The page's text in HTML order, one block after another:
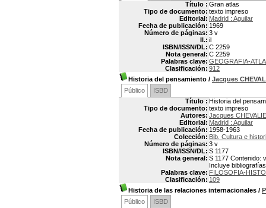
Título : Gran atlas
Tipo de documento: texto impreso
Editorial: Madrid : Aguilar
Fecha de publicación: 1969
Número de páginas: 3 v
Il.: il
ISBN/ISSN/DL: C 2259
Nota general: C 2259
Palabras clave: GEOGRAFIA-
Clasificación: 912
Historia del pensamiento / Jacques
Público
ISBD
Título : Historia del
Tipo de documento: texto impreso
Autores: Jacques
Editorial: Madrid : Aguilar
Fecha de publicación: 1958-1963
Colección: Bib. Cultura e
Número de páginas: 3 v
ISBN/ISSN/DL: S 1177
Nota general: S 1177 Contenido:
Incluye
Palabras clave: FILOSOFIA-
Clasificación: 109
Historia de las relaciones internacionales /
Público
ISBD